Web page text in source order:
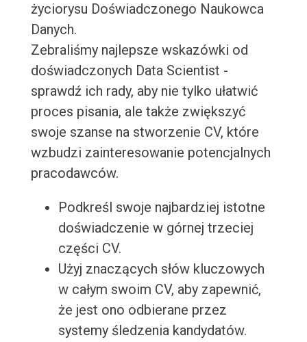
życiorysu Doświadczonego Naukowca
Danych.
Zebraliśmy najlepsze wskazówki od
doświadczonych Data Scientist -
sprawdź ich rady, aby nie tylko ułatwić
proces pisania, ale także zwiększyć
swoje szanse na stworzenie CV, które
wzbudzi zainteresowanie potencjalnych
pracodawców.
Podkreśl swoje najbardziej istotne
doświadczenie w górnej trzeciej
części CV.
Użyj znaczących słów kluczowych
w całym swoim CV, aby zapewnić,
że jest ono odbierane przez
systemy śledzenia kandydatów.